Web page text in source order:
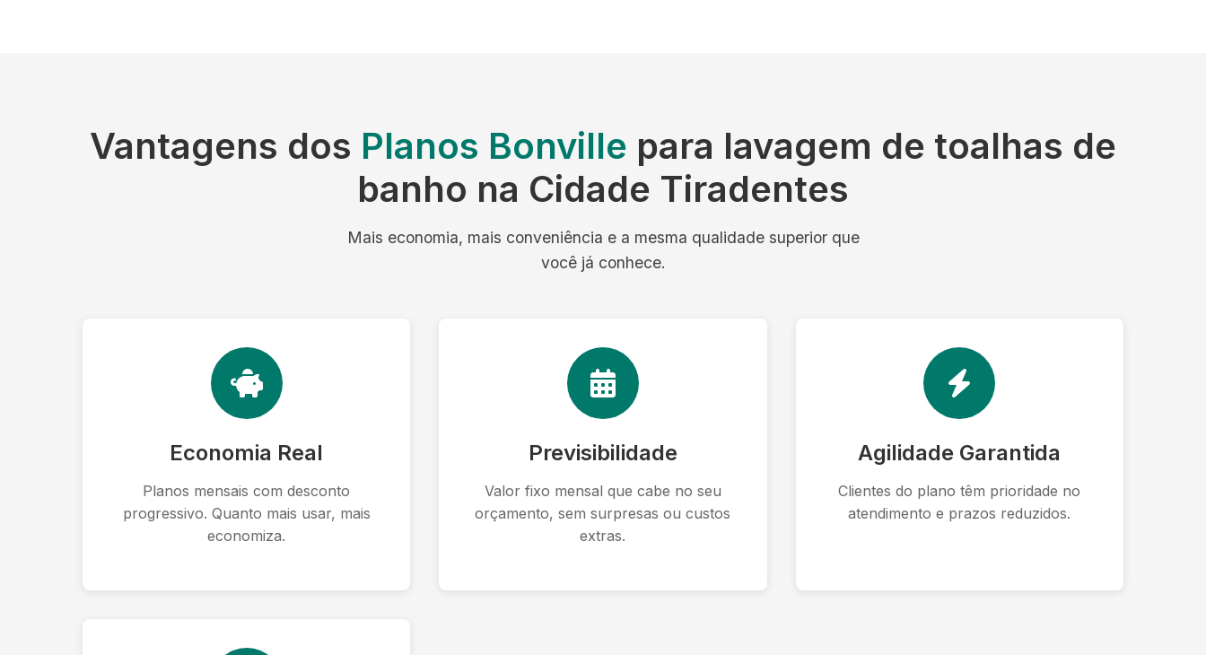
Vantagens dos Planos Bonville para lavagem de toalhas de
banho na Cidade Tiradentes
Mais economia, mais conveniência e a mesma qualidade superior que
você já conhece.
Economia Real
Planos mensais com desconto
progressivo. Quanto mais usar, mais
economiza.
Previsibilidade
Valor fixo mensal que cabe no seu
orçamento, sem surpresas ou custos
extras.
Agilidade Garantida
Clientes do plano têm prioridade no
atendimento e prazos reduzidos.